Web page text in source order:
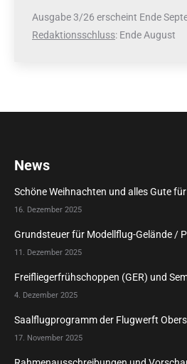
Ausgabe 3/26 erscheint Ende
Redaktionsschluss: Ende August
News
Schöne Weihnachten und alles Gute
16. Dezember 2025
Grundsteuer für Modellflug-Gelände /
11. Dezember 2025
Freifliegerfrühschoppen (GER) und
4. Dezember 2025
Saalflugprogramm der Flugwerft
17. November 2025